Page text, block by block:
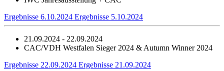
Ergebnisse 6.10.2024 Ergebnisse 5.10.2024
21.09.2024 - 22.09.2024
CAC/VDH Westfalen Sieger 2024 & Autumn Winner 2024
Ergebnisse 22.09.2024 Ergebnisse 21.09.2024